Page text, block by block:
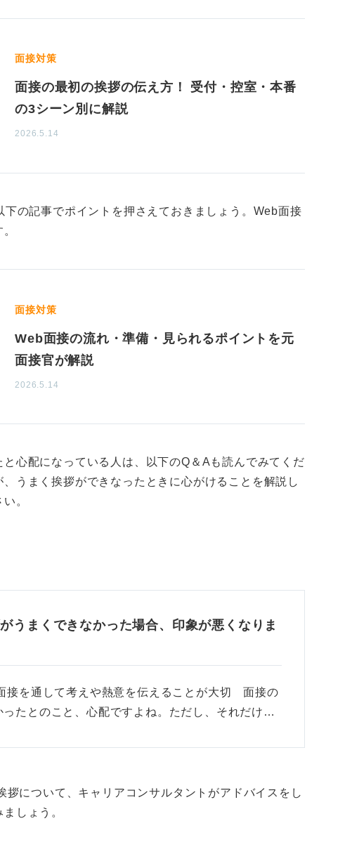
部屋の明るさにも注意しよう
のポイントです。
高さにカメラの位置を設置すること、そして、話
ください。
面接対策
面接の最初の挨拶の伝え方！ 受付・控室・本番
の3シーン別に解説
2026.5.14
の記事でポイントを押さえておきましょう。Web面接
面接対策
Web面接の流れ・準備・見られるポイントを元
面接官が解説
2026.5.14
心配になっている人は、以下のQ＆Aも読んでみてくだ
うまく挨拶ができなったときに心がけることを解説し
。
うまくできなかった場合、印象が悪くなりま
接を通して考えや熱意を伝えることが大切 面接の
たとのこと、心配ですよね。ただし、それだけ…
拶について、キャリアコンサルタントがアドバイスをし
しょう。